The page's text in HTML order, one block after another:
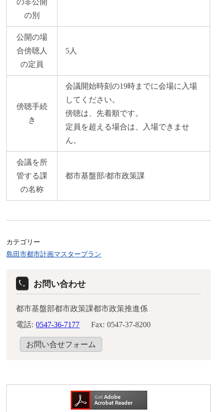
の別
公開の場
合傍聴人
の定員
5人
傍聴手続
き
会議開始時刻の19時までに会場に入場
してください。
傍聴は、先着順です。
定員を超える場合は、入場できませ
ん。
会議を所
管する課
の名称
都市基盤部/都市政策課
カテゴリー
島田市都市計画マスタープラン
お問い合わせ
都市基盤部都市政策課都市政策推進係
電話: 0547-36-7177 Fax: 0547-37-8200
お問い合せフォーム